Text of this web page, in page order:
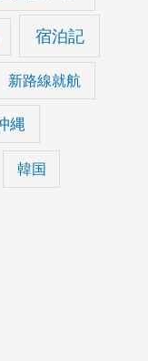
宿泊記
新路線就航
縄
韓国